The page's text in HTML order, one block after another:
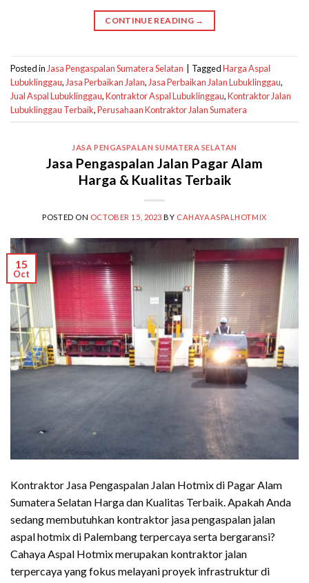
CONTINUE READING →
Posted in Jasa Pengaspalan Sumatera Selatan TaggedHarga Aspal
Lubuklinggau, Jasa Perbaikan Jalan, Jasa Perbaikan Jalan Lubuklinggau,
Jual Aspal Lubuklinggau,Kontraktor Aspal Lubuklinggau,Kontraktor Jalan
Lubuklinggau Terbaik,Perusahaan Kontraktor Jalan Sumatera
JASA PENGASPALAN SUMATERA SELATAN
Jasa Pengaspalan Jalan Pagar Alam
Harga & Kualitas Terbaik
POSTED ON OCTOBER 15, 2023 BY CAHAYAASPALHOTMIX
15
Oct
Kontraktor Jasa Pengaspalan Jalan Hotmix di Pagar Alam
Sumatera Selatan Harga dan Kualitas Terbaik. Apakah Anda
sedang membutuhkan kontraktor jasa pengaspalan jalan
aspal hotmix di Palembang terpercaya serta bergaransi?
Cahaya Aspal Hotmix merupakan kontraktor jalan
terpercaya yang fokus melayani proyek infrastruktur di